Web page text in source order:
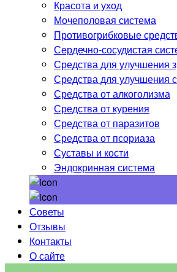
Красота и уход
Мочеполовая система
Противогрибковые
Сердечно-сосудистая
Средства для улучшения
Средства для улучшения
Средства от алкоголизма
Средства от курения
Средства от паразитов
Средства от псориаза
Суставы и кости
Эндокринная система
Советы
Отзывы
Контакты
О сайте